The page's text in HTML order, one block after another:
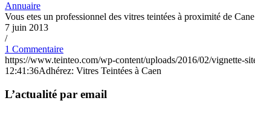
Annuaire
Vous etes un professionnel des vitres teintées à proximité de
7 juin 2013
/
1 Commentaire
https://www.teinteo.com/wp-content/uploads/2016/02/vignette-
12:41:36Adhérez: Vitres Teintées à Caen
L’actualité par email